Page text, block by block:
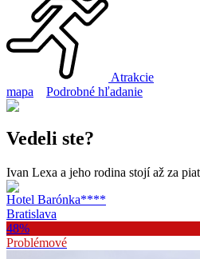
Atrakcie
mapa
Podrobné hľadanie
Vedeli ste?
Ivan Lexa a jeho rodina stojí až za
Hotel Barónka****
Bratislava
48%
Problémové